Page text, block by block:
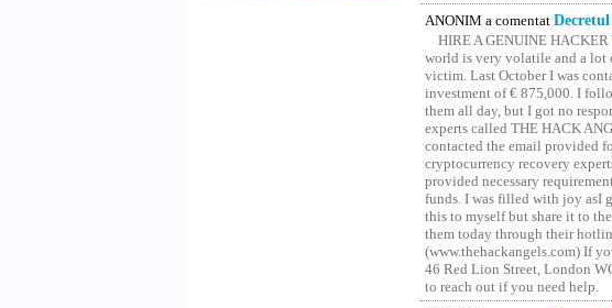
ANONIM a comentat Decretul
HIRE A GENUINE
world is very volatile and a lot
victim. Last October I was
investment of € 875,000. I
them all day, but I got no
experts called THE HACK
contacted the email provided
cryptocurrency recovery
provided necessary
funds. I was filled with joy asI
this to myself but share it to
them today through their
(www.thehackangels.com) If
46 Red Lion Street, London
to reach out if you need help.